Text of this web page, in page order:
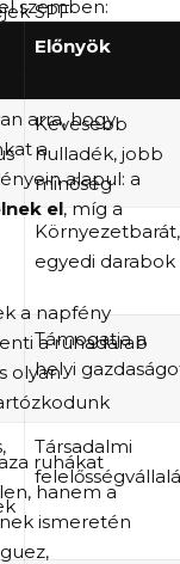
szemben:
Előnyök
Kevesebb
hulladék, jobb
minőség
Környezetbarát,
egyedi darabok
Támogatja a
helyi
Társadalmi
SPF
arra, hogy
a
alapul: a
el, míg a
a napfény
a ruhadarab
olyan
ruhákat
hanem a
ismeretén